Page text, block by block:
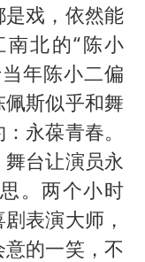
戏，依然能
北的“陈小
年陈小二偏
斯似乎和舞
永葆青春。
台让演员永
。两个小时
表演大师，
的一笑，不